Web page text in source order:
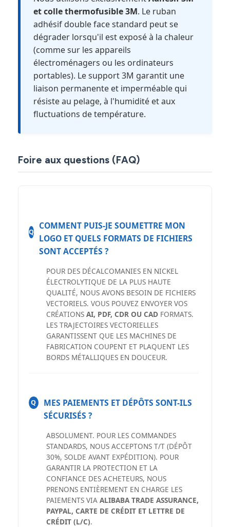
et colle thermofusible 3M. Le ruban
adhésif double face standard peut se
dégrader lorsqu'il est exposé à la chaleur
(comme sur les appareils
électroménagers ou les ordinateurs
portables). Le support 3M garantit une
liaison permanente et imperméable qui
résiste au pelage, à l'humidité et aux
fluctuations de température.
Foire aux questions (FAQ)
Q
COMMENT PUIS-JE SOUMETTRE MON
LOGO ET QUELS FORMATS DE FICHIERS
SONT ACCEPTÉS ?
POUR DES DÉCALCOMANIES EN NICKEL
ÉLECTROLYTIQUE DE LA PLUS HAUTE
QUALITÉ, NOUS AVONS BESOIN DE FICHIERS
VECTORIELS. VOUS POUVEZ ENVOYER VOS
CRÉATIONS AI, PDF, CDR OU CAD FORMATS.
LES TRAJECTOIRES VECTORIELLES
GARANTISSENT QUE LES MACHINES DE
FABRICATION COUPENT ET PLAQUENT LES
BORDS MÉTALLIQUES EN DOUCEUR.
Q
MES PAIEMENTS ET DÉPÔTS SONT-ILS
SÉCURISÉS ?
ABSOLUMENT. POUR LES COMMANDES
STANDARDS, NOUS ACCEPTONS T/T (DÉPÔT
30%, SOLDE AVANT EXPÉDITION). POUR
GARANTIR LA PROTECTION ET LA
CONFIANCE DES ACHETEURS, NOUS
PRENONS ENTIÈREMENT EN CHARGE LES
PAIEMENTS VIA ALIBABA TRADE ASSURANCE,
PAYPAL, CARTE DE CRÉDIT ET LETTRE DE
CRÉDIT (L/C).